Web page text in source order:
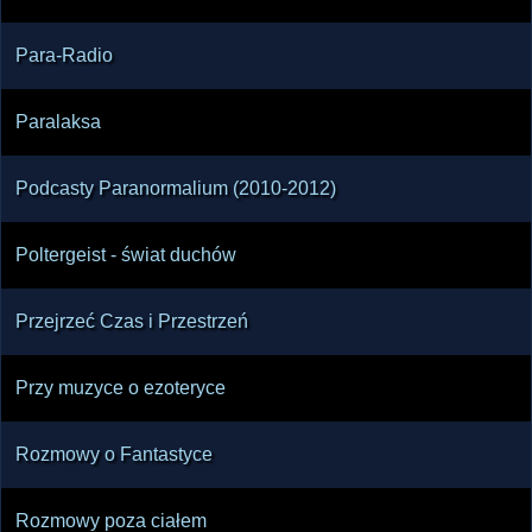
Para-Radio
Paralaksa
Podcasty Paranormalium (2010-2012)
Poltergeist - świat duchów
Przejrzeć Czas i Przestrzeń
Przy muzyce o ezoteryce
Rozmowy o Fantastyce
Rozmowy poza ciałem